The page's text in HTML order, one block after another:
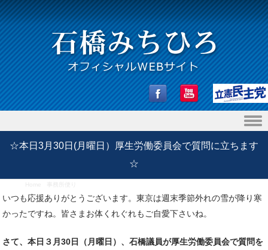
Skip to content
☆本日3月30日(月曜日）厚生労働委員会で質問に立ちます
☆
いつも応援ありがとうございます。東京は週末季節外れの雪が降り寒
かったですね。皆さまお体くれぐれもご自愛下さいね。
さて、本日３月30日（月曜日）、石橋議員が厚生労働委員会で質問を